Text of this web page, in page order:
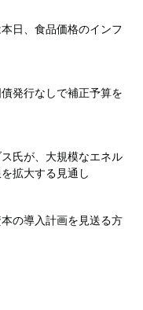
日、食品価格のインフ
発行なしで補正予算を
氏が、大規模なエネル
拡大する見通し
の導入計画を見送る方